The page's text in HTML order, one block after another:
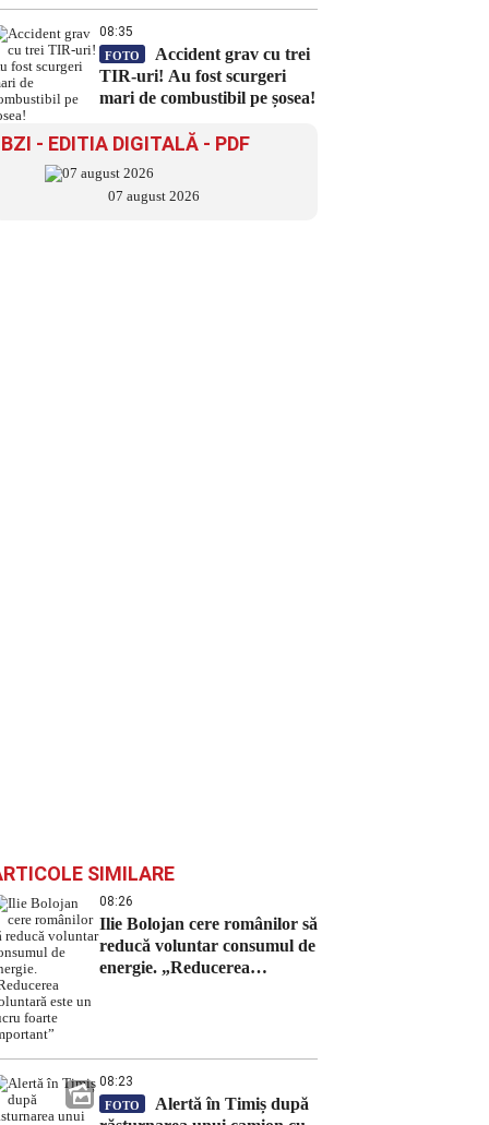
08:35
FOTO
Accident grav cu trei
TIR-uri! Au fost scurgeri
mari de combustibil pe șosea!
BZI - EDITIA DIGITALĂ - PDF
07 august 2026
SIMILARE
08:26
Ilie Bolojan cere românilor să
reducă voluntar consumul de
energie. „Reducerea
08:23
FOTO
Alertă în Timiș după